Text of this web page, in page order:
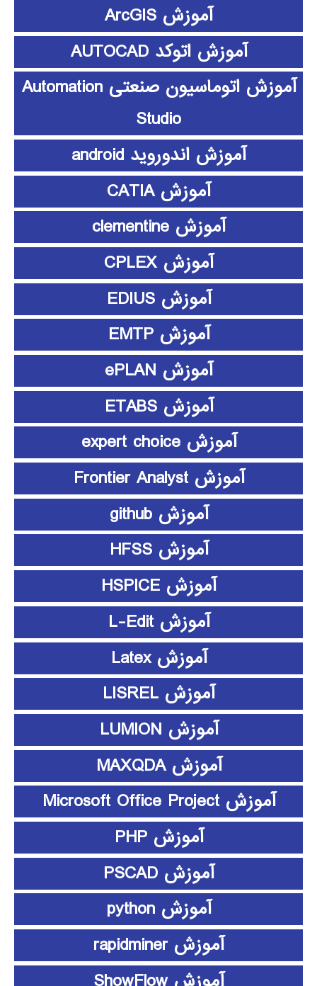
آموزش ArcGIS
آموزش اتوکد AUTOCAD
آموزش اتوماسیون صنعتی Automation
Studio
آموزش اندوروید android
آموزش CATIA
آموزش clementine
آموزش CPLEX
آموزش EDIUS
آموزش EMTP
آموزش ePLAN
آموزش ETABS
آموزش expert choice
آموزش Frontier Analyst
آموزش github
آموزش HFSS
آموزش HSPICE
آموزش L-Edit
آموزش Latex
آموزش LISREL
آموزش LUMION
آموزش MAXQDA
آموزش Microsoft Office Project
آموزش PHP
آموزش PSCAD
آموزش python
آموزش rapidminer